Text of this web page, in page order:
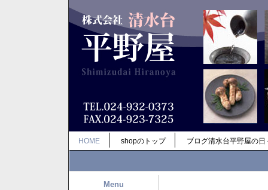
HOME shopのトップ ブログ清水台平野屋の日
Menu